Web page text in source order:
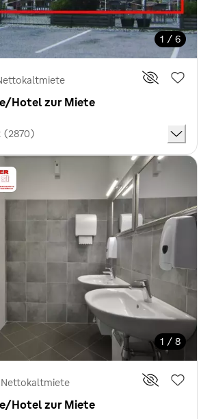
1 / 6
Hotel zur Miete
(2870)
1 / 8
Nettokaltmiete
Hotel zur Miete